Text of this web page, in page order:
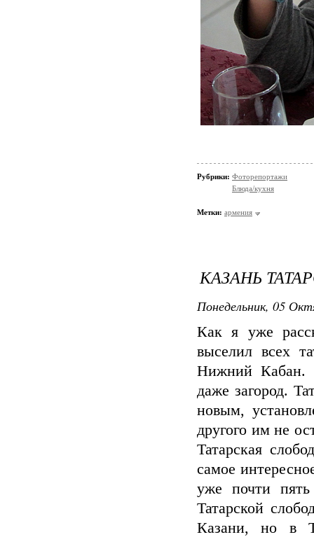
Рубрики: Фоторепортажи
Блюда/кухня
Метки: армения
КАЗАНЬ
Понедельник, 05
Как я уже
выселил всех
Нижний Кабан.
даже загород.
новым,
другого им не
Татарская
самое
уже почти
Татарской
Казани, но в